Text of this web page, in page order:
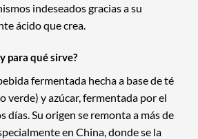
indeseados gracias a su
ácido que crea.
para qué sirve?
fermentada hecha a base de té
verde) y azúcar, fermentada por el
días. Su origen se remonta a más de
en China, donde se la